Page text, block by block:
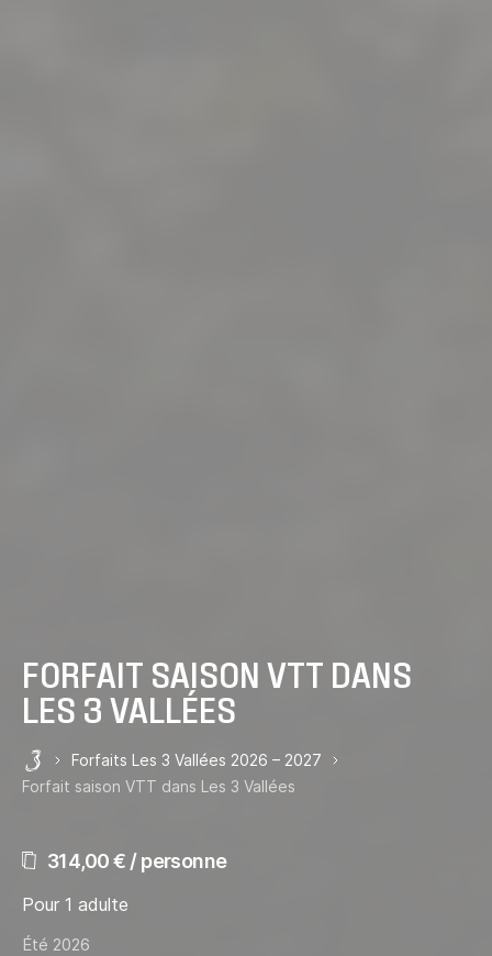
FORFAIT SAISON VTT DANS
LES 3 VALLÉES
Les 3 Vallées
Forfaits Les 3 Vallées 2026 – 2027
Forfait saison VTT dans Les 3 Vallées
314,00 € / personne
Pour 1 adulte
Été 2026